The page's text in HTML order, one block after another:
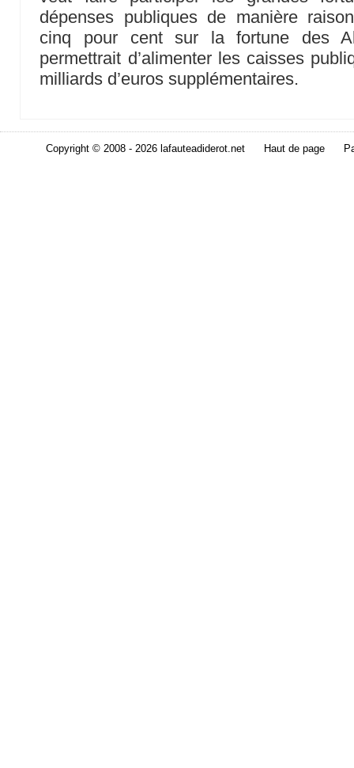
dépenses publiques de manière
cinq pour cent sur la fortune des
permettrait d’alimenter les caisses
milliards d’euros supplémentaires.
Copyright © 2008 - 2026 lafauteadiderot.net Haut de page